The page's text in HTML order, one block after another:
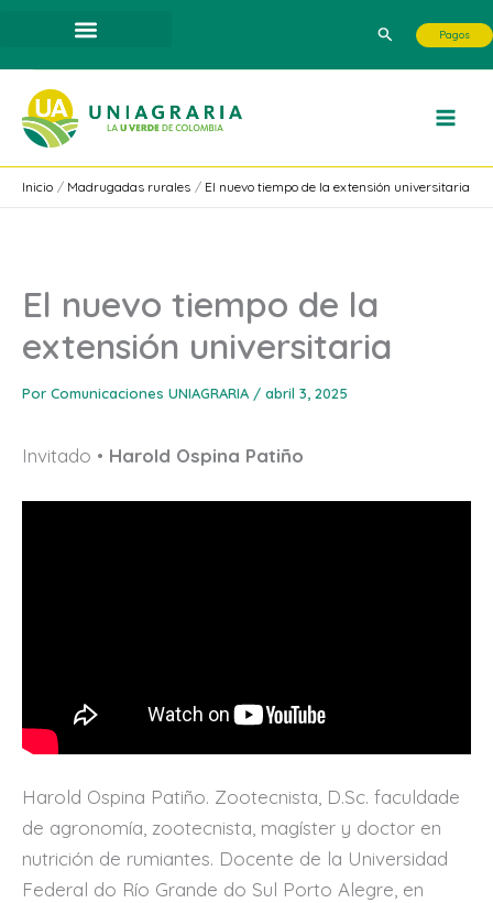
contenido
Buscar Pagos
Inicio Madrugadas rurales El nuevo tiempo de la extensión universitaria
El nuevo tiempo de la
extensión universitaria
Por Comunicaciones UNIAGRARIA / abril 3, 2025
Invitado • Harold Ospina Patiño
Harold Ospina Patiño. Zootecnista, D.Sc. faculdade
de agronomía, zootecnista, magíster y doctor en
nutrición de rumiantes. Docente de la Universidad
Federal do Río Grande do Sul Porto Alegre, en